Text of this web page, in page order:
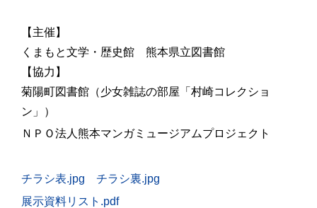
【主催】
くまもと文学・歴史館 熊本県立図書館
【協力】
菊陽町図書館（少女雑誌の部屋「村崎コレクショ
ン」）
ＮＰＯ法人熊本マンガミュージアムプロジェクト
チラシ表.jpg
チラシ裏.jpg
展示資料リスト.pdf